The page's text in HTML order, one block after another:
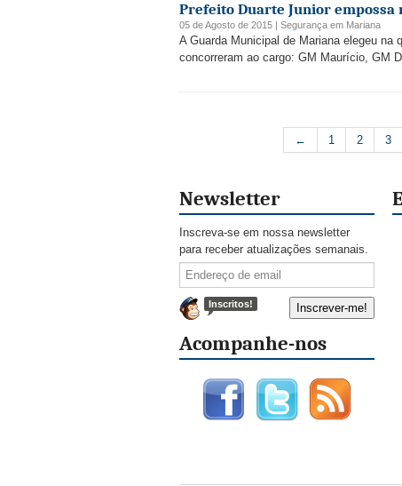
Prefeito Duarte Junior empossa
05 de Agosto de 2015 | Segurança em Mariana
A Guarda Municipal de Mariana elegeu
concorreram ao cargo: GM Maurício, GM
← 1 2 3
Newsletter
Inscreva-se em nossa newsletter
para receber atualizações semanais.
Inscritos!
Acompanhe-nos